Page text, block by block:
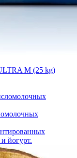
M (25 kg)
йогурт.